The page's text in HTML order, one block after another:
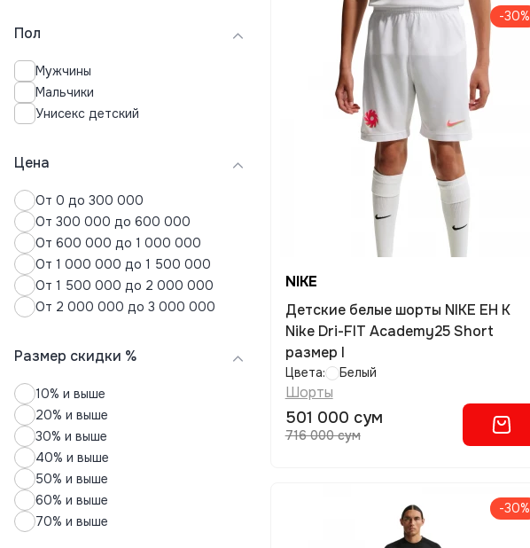
Пуховики
Свитера
Свитшоты
Спортивные костюмы
Толстовки
Футболки
Хиджабы
Худи
Шорты
Юбки
Пол
Мужчины
Мальчики
Унисекс детский
Цена
От 0 до 300 000
От 300 000 до 600 000
От 600 000 до 1 000 000
От 1 000 000 до 1 500 000
От 1 500 000 до 2 000 000
От 2 000 000 до 3 000 000
Размер скидки %
10% и выше
20% и выше
30% и выше
40% и выше
50% и выше
60% и выше
70% и выше
-30%
NIKE
Детские белые шорты NIKE EH K
Nike Dri-FIT Academy25 Short
размер l
Цвета: Белый
Шорты
501 000 сум
716 000 сум
-30%